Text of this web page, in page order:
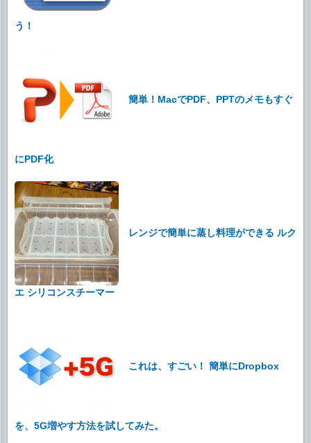
う！
簡単！MacでPDF、PPTのメモもすぐ
にPDF化
レンジで簡単に蒸し料理ができる ルク
エ シリコンスチーマー
これは、すごい！ 簡単にDropbox
を、5G増やす方法を試してみた。